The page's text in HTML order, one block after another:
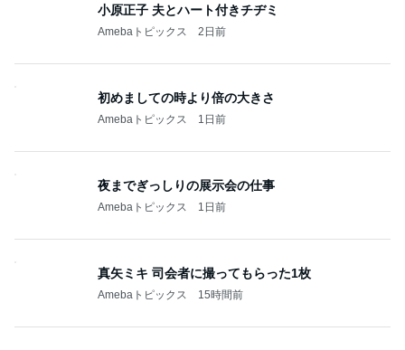
小原正子 夫とハート付きチヂミ
Amebaトピックス 2日前
初めましての時より倍の大きさ
Amebaトピックス 1日前
夜までぎっしりの展示会の仕事
Amebaトピックス 1日前
真矢ミキ 司会者に撮ってもらった1枚
Amebaトピックス 15時間前